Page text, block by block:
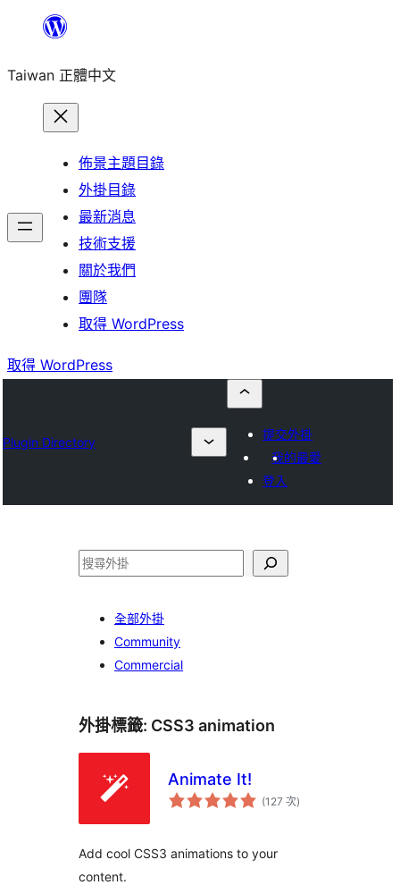
主
Taiwan 正體中文
佈景主題目錄
外掛目錄
最新消息
技術支援
關於我們
團隊
取得 WordPress
取得 WordPress
Plugin Directory
提交外掛
我的最愛
登入
搜
全部外掛
Community
Commercial
外掛標籤: CSS3 animation
Animate It!
(127 次評
分)
Add cool CSS3 animations to your
content.